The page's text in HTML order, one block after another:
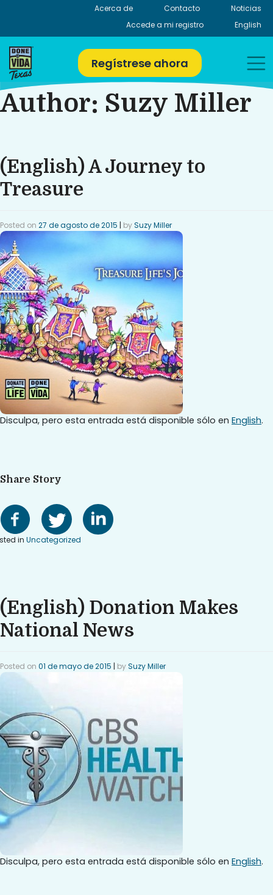
Acerca de Contacto
Noticias
Accede a mi registro
English
Regístrese ahora
Author: Suzy Miller
(English) A Journey to
Treasure
Posted on 27 de agosto de 2015 | bySuzy Miller
Disculpa, pero esta entrada está disponible sólo en English.
Share Story
in Uncategorized
(English) Donation Makes
National News
Posted on 01 de mayo de 2015 | bySuzy Miller
Disculpa, pero esta entrada está disponible sólo en English.